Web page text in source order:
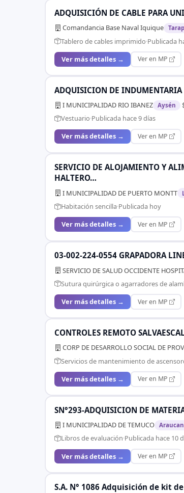
ADQUISICIÓN DE CABLE PARA
Comandancia Base Naval Iquique
Tablero de cables imprimido·Publicada
Ver más detalles →
Ver en MP
ADQUISICION DE INDUMENTARIA
I MUNICIPALIDAD RIO IBANEZ Aysén
Vestuario·Publicada hace 9 días
Ver más detalles →
Ver en MP
SERVICIO DE ALOJAMIENTO Y
HALTERO…
I MUNICIPALIDAD DE PUERTO MONTT
Habitación sencilla·Publicada hoy
Ver más detalles →
Ver en MP
03-002-224-0554 GRAPADORA
SERVICIO DE SALUD OCCIDENTE HOSPITAL SAN JUAN DE
Sutura quirúrgica o agarradores de
Ver más detalles →
Ver en MP
CONTROLES REMOTO
CORP DE DESARROLLO SOCIAL DE
Servicios de mantenimiento de
Ver más detalles →
Ver en MP
SN°293-ADQUISICION DE
I MUNICIPALIDAD DE TEMUCO
Libros de evaluación·Publicada hace 10
Ver más detalles →
Ver en MP
S.A. N° 1086 Adquisición de kit